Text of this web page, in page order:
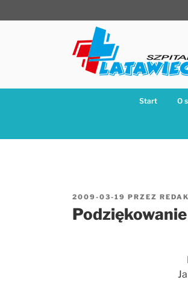
do
Start O
OPUBLIKOWANE
W
2009-03-19 PRZEZ